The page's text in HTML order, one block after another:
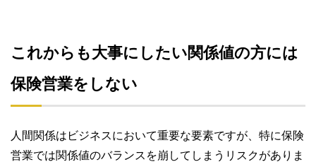
これからも大事にしたい関係値の方には
保険営業をしない
人間関係はビジネスにおいて重要な要素ですが、特に保険
営業では関係値のバランスを崩してしまうリスクがありま